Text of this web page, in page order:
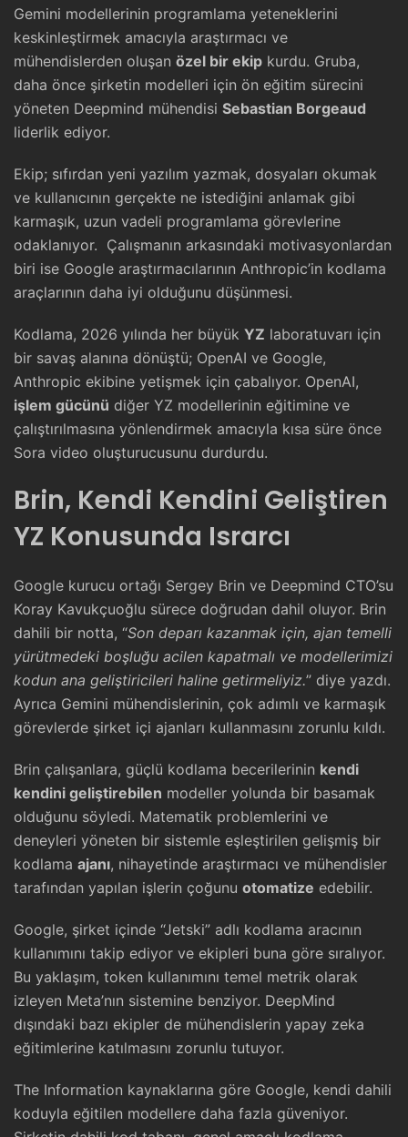
Gemini modellerinin programlama yeteneklerini
keskinleştirmek amacıyla araştırmacı ve
mühendislerden oluşan özel bir ekip kurdu. Gruba,
daha önce şirketin modelleri için ön eğitim sürecini
yöneten Deepmind mühendisi Sebastian Borgeaud
liderlik ediyor.
Ekip; sıfırdan yeni yazılım yazmak, dosyaları okumak
ve kullanıcının gerçekte ne istediğini anlamak gibi
karmaşık, uzun vadeli programlama görevlerine
odaklanıyor. Çalışmanın arkasındaki motivasyonlardan
biri ise Google araştırmacılarının Anthropic’in kodlama
araçlarının daha iyi olduğunu düşünmesi.
Kodlama, 2026 yılında her büyük YZ laboratuvarı için
bir savaş alanına dönüştü; OpenAI ve Google,
Anthropic ekibine yetişmek için çabalıyor. OpenAI,
işlem gücünü diğer YZ modellerinin eğitimine ve
çalıştırılmasına yönlendirmek amacıyla kısa süre önce
Sora video oluşturucusunu durdurdu.
Brin, Kendi Kendini Geliştiren
YZ Konusunda Israrcı
Google kurucu ortağı Sergey Brin ve Deepmind CTO’su
Koray Kavukçuoğlu sürece doğrudan dahil oluyor. Brin
dahili bir notta, “Son deparı kazanmak için, ajan temelli
yürütmedeki boşluğu acilen kapatmalı ve modellerimizi
kodun ana geliştiricileri haline getirmeliyiz.” diye yazdı.
Ayrıca Gemini mühendislerinin, çok adımlı ve karmaşık
görevlerde şirket içi ajanları kullanmasını zorunlu kıldı.
Brin çalışanlara, güçlü kodlama becerilerinin kendi
kendini geliştirebilen modeller yolunda bir basamak
olduğunu söyledi. Matematik problemlerini ve
deneyleri yöneten bir sistemle eşleştirilen gelişmiş bir
kodlama ajanı, nihayetinde araştırmacı ve mühendisler
tarafından yapılan işlerin çoğunu otomatize edebilir.
Google, şirket içinde “Jetski” adlı kodlama aracının
kullanımını takip ediyor ve ekipleri buna göre sıralıyor.
Bu yaklaşım, token kullanımını temel metrik olarak
izleyen Meta’nın sistemine benziyor. DeepMind
dışındaki bazı ekipler de mühendislerin yapay zeka
eğitimlerine katılmasını zorunlu tutuyor.
The Information kaynaklarına göre Google, kendi dahili
koduyla eğitilen modellere daha fazla güveniyor.